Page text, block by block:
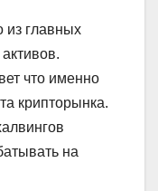
из главных
что именно
крипторынка.
на